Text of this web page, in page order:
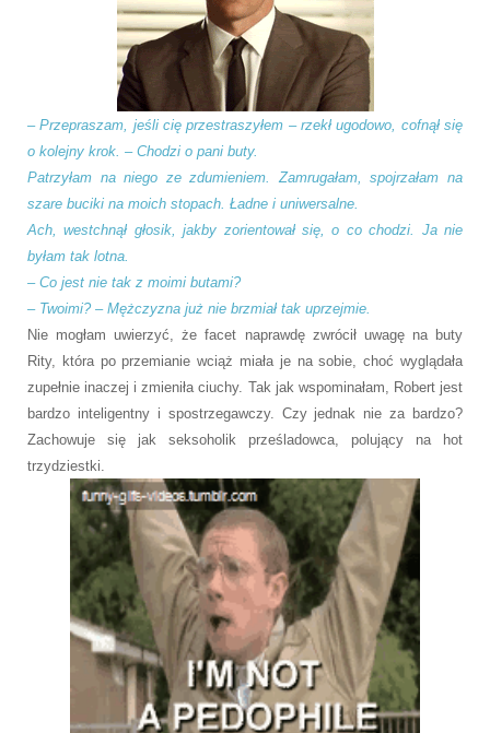
– Przepraszam, jeśli cię przestraszyłem – rzekł ugodowo, cofnął się
o kolejny krok. – Chodzi o pani buty.
Patrzyłam na niego ze zdumieniem. Zamrugałam, spojrzałam na
szare buciki na moich stopach. Ładne i uniwersalne.
Ach, westchnął głosik, jakby zorientował się, o co chodzi. Ja nie
byłam tak lotna.
– Co jest nie tak z moimi butami?
– Twoimi? – Mężczyzna już nie brzmiał tak uprzejmie.
Nie mogłam uwierzyć, że facet naprawdę zwrócił uwagę na buty
Rity, która po przemianie wciąż miała je na sobie, choć wyglądała
zupełnie inaczej i zmieniła ciuchy. Tak jak wspominałam, Robert jest
bardzo inteligentny i spostrzegawczy. Czy jednak nie za bardzo?
Zachowuje się jak seksoholik prześladowca, polujący na hot
trzydziestki.